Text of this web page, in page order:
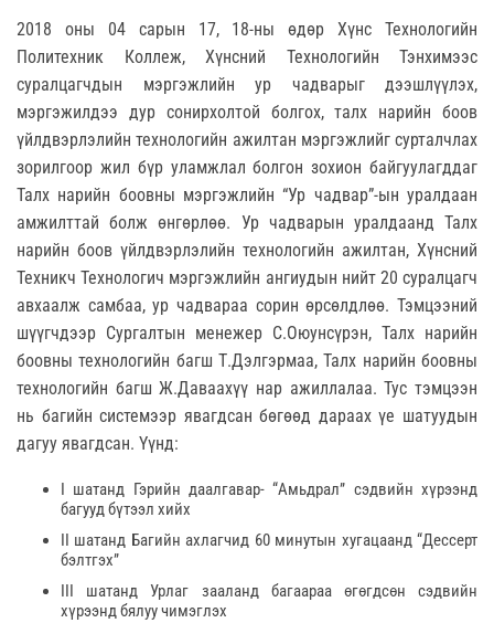
2018 оны 04 сарын 17, 18-ны өдөр Хүнс Технологийн
Политехник Коллеж, Хүнсний Технологийн Тэнхимээс
суралцагчдын мэргэжлийн ур чадварыг дээшлүүлэх,
мэргэжилдээ дур сонирхолтой болгох, талх нарийн боов
үйлдвэрлэлийн технологийн ажилтан мэргэжлийг сурталчлах
зорилгоор жил бүр уламжлал болгон зохион байгуулагддаг
Талх нарийн боовны мэргэжлийн “Ур чадвар”-ын уралдаан
амжилттай болж өнгөрлөө. Ур чадварын уралдаанд Талх
нарийн боов үйлдвэрлэлийн технологийн ажилтан, Хүнсний
Техникч Технологич мэргэжлийн ангиудын нийт 20 суралцагч
авхаалж самбаа, ур чадвараа сорин өрсөлдлөө. Тэмцээний
шүүгчдээр Сургалтын менежер С.Оюунсүрэн, Талх нарийн
боовны технологийн багш Т.Дэлгэрмаа, Талх нарийн боовны
технологийн багш Ж.Даваахүү нар ажиллалаа. Тус тэмцээн
нь багийн системээр явагдсан бөгөөд дараах үе шатуудын
дагуу явагдсан. Үүнд:
I шатанд Гэрийн даалгавар- “Амьдрал” сэдвийн хүрээнд
багууд бүтээл хийх
II шатанд Багийн ахлагчид 60 минутын хугацаанд “Дессерт
бэлтгэх”
III шатанд Урлаг зааланд багаараа өгөгдсөн сэдвийн
хүрээнд бялуу чимэглэх